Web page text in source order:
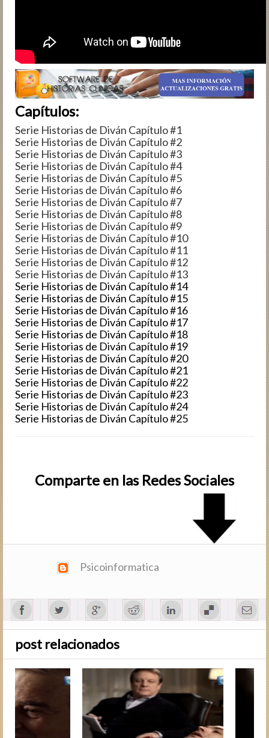
Capítulos:
Serie Historias de Diván Capítulo #1
Serie Historias de Diván Capítulo #2
Serie Historias de Diván Capítulo #3
Serie Historias de Diván Capítulo #4
Serie Historias de Diván Capítulo #5
Serie Historias de Diván Capítulo #6
Serie Historias de Diván Capítulo #7
Serie Historias de Diván Capítulo #8
Serie Historias de Diván Capítulo #9
Serie Historias de Diván Capítulo #10
Serie Historias de Diván Capítulo #11
Serie Historias de Diván Capítulo #12
Serie Historias de Diván Capítulo #13
Serie Historias de Diván Capítulo #14
Serie Historias de Diván Capítulo #15
Serie Historias de Diván Capítulo #16
Serie Historias de Diván Capítulo #17
Serie Historias de Diván Capítulo #18
Serie Historias de Diván Capítulo #19
Serie Historias de Diván Capítulo #20
Serie Historias de Diván Capítulo #21
Serie Historias de Diván Capítulo #22
Serie Historias de Diván Capítulo #23
Serie Historias de Diván Capítulo #24
Serie Historias de Diván Capítulo #25
Comparte en las Redes Sociales
Psicoinformatica
post relacionados